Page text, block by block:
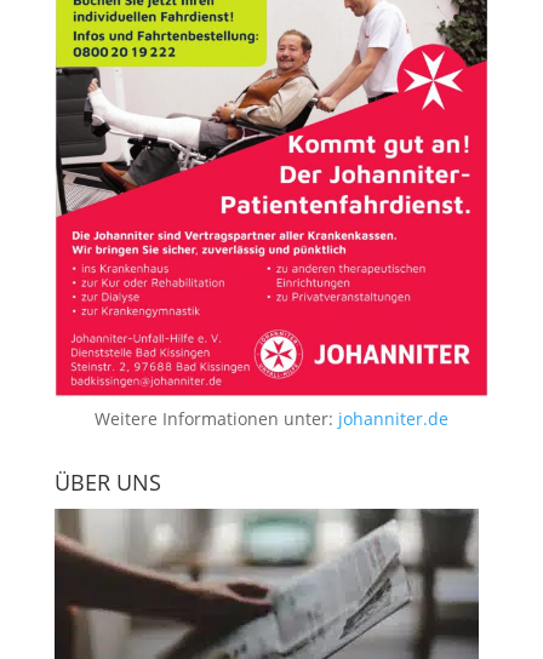
Weitere Informationen unter: johanniter.de
ÜBER UNS